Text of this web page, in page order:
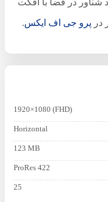
پرو جی اف ایکس.
1920×1080 (FHD)
Horizontal
123 MB
ProRes 422
25